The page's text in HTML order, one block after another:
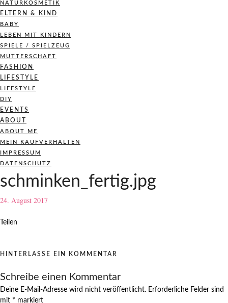
NATURKOSMETIK
ELTERN & KIND
BABY
LEBEN MIT KINDERN
SPIELE / SPIELZEUG
MUTTERSCHAFT
FASHION
LIFESTYLE
LIFESTYLE
DIY
EVENTS
ABOUT
ABOUT ME
MEIN KAUFVERHALTEN
IMPRESSUM
DATENSCHUTZ
schminken_fertig.jpg
24. August 2017
Teilen
HINTERLASSE EIN KOMMENTAR
Schreibe einen Kommentar
Deine E-Mail-Adresse wird nicht veröffentlicht. Erforderliche Felder sind
mit * markiert